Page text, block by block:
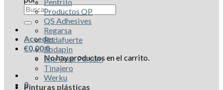
Acceder
€0,000
No hay productos en el carrito.
0
Productos QP
QS Adhesives
Regarsa
Rodafuerte
Rodapin
Spa Corp Persum
Tinajero
Werku
Pinturas plásticas